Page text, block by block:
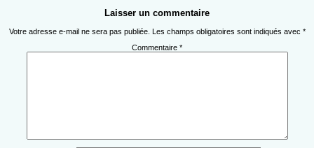
Laisser un commentaire
Votre adresse e-mail ne sera pas publiée. Les champs obligatoires sont indiqués avec *
Commentaire *